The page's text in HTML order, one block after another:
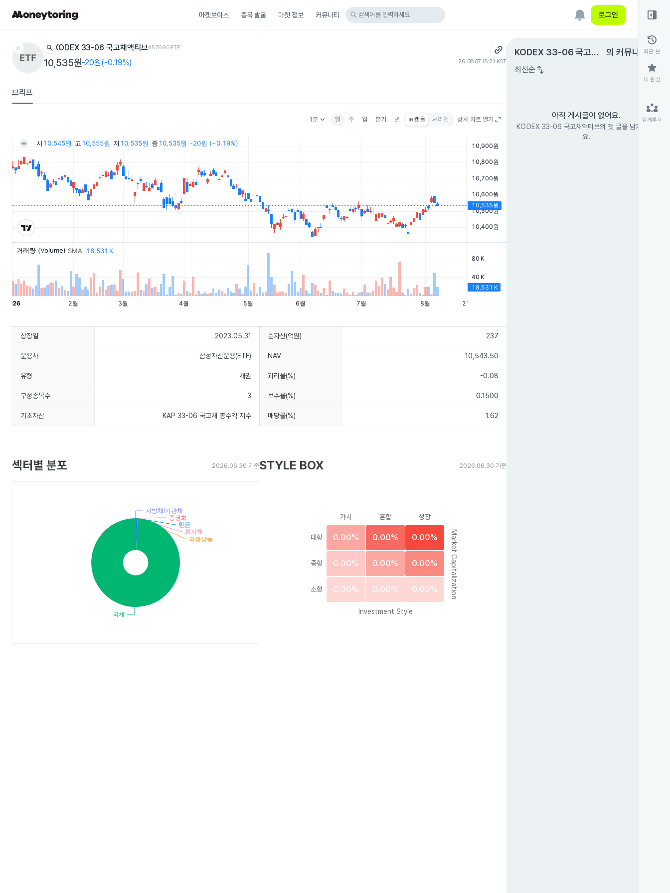
마켓보이스 종목 발굴 마켓 정보 커뮤니티 search 검색어를 입력하세요 로그인
star search KODEX 33-06 국고채액티브457690ETF
10,535원-20원(-0.19%) 26.08.07 18:21 KST
브리프
1분keyboard_arrow_down 일 주 월 분기 년 캔들 라인 상세 차트 열기
KODEX 33-06 국고채
액티브
의 커뮤니티expand_circle_right
최신순 swap_vert
아직 게시글이 없어요.
KODEX 33-06 국고채액티브의 첫 글을 남겨 보세
요.
right_panel_open
history
최근 본
star
내 관심
partner_exchange
함께투자